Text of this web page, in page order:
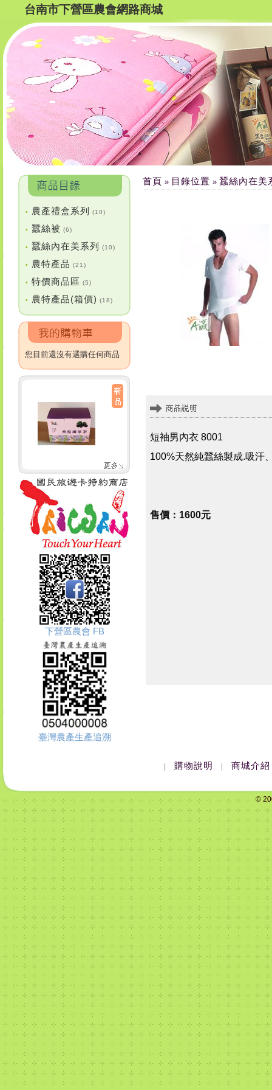
台南市下營區農會網路商城
• 農產禮盒系列 (10)
• 蠶絲被 (6)
• 蠶絲內在美系列 (10)
• 農特產品 (21)
• 特價商品區 (5)
• 農特產品(箱價) (18)
您目前還沒有選購任何商品
下營區農會 FB
臺灣農產生產追溯
首頁 » 目錄位置 » 蠶絲內在美
短袖男內衣 8001
100%天然純蠶絲製成.吸
售價：1600元
購物說明 商城介紹
©